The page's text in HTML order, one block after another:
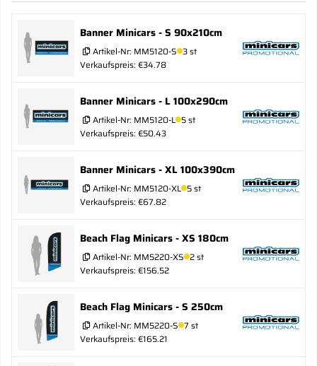
Banner Minicars - S 90x210cm
Artikel-Nr: MM5120-S 3 st
Verkaufspreis: €34.78
Banner Minicars - L 100x290cm
Artikel-Nr: MM5120-L 5 st
Verkaufspreis: €50.43
Banner Minicars - XL 100x390cm
Artikel-Nr: MM5120-XL 5 st
Verkaufspreis: €67.82
Beach Flag Minicars - XS 180cm
Artikel-Nr: MM5220-XS 2 st
Verkaufspreis: €156.52
Beach Flag Minicars - S 250cm
Artikel-Nr: MM5220-S 7 st
Verkaufspreis: €165.21